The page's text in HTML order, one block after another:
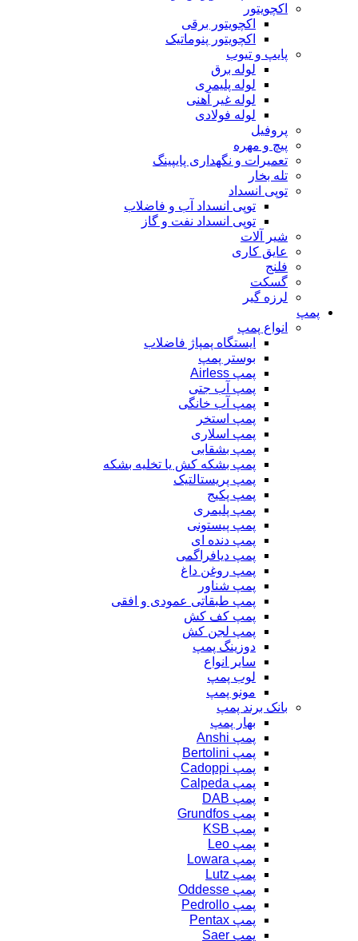
اکچویتور
اکچویتور برقی
اکچویتور پنوماتیک
پایپ و تیوب
لوله برق
لوله پلیمری
لوله غیر آهنی
لوله فولادی
پروفیل
پیچ و مهره
تعمیرات و نگهداری پایپینگ
تله بخار
توپی انسداد
توپی انسداد آب و فاضلاب
توپی انسداد نفت و گاز
شیر آلات
عایق کاری
فلنج
گسکت
لرزه گیر
پمپ
انواع پمپ
ایستگاه پمپاژ فاضلاب
بوستر پمپ
پمپ Airless
پمپ آب جتی
پمپ آب خانگی
پمپ استخر
پمپ اسلاری
پمپ بشقابی
پمپ بشکه کش یا تخلیه بشکه
پمپ پریستالتیک
پمپ پکیج
پمپ پلیمری
پمپ پیستونی
پمپ دنده ای
پمپ دیافراگمی
پمپ روغن داغ
پمپ شناور
پمپ طبقاتی عمودی و افقی
پمپ کف کش
پمپ لجن کش
دوزینگ پمپ
سایر انواع
لوب پمپ
مونو پمپ
بانک برند پمپ
بهار پمپ
پمپ Anshi
پمپ Bertolini
پمپ Cadoppi
پمپ Calpeda
پمپ DAB
پمپ Grundfos
پمپ KSB
پمپ Leo
پمپ Lowara
پمپ Lutz
پمپ Oddesse
پمپ Pedrollo
پمپ Pentax
پمپ Saer